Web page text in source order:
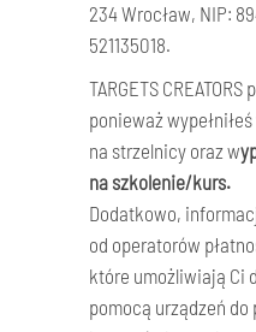
234 Wrocław, NIP:
521135018.
TARGETS
ponieważ
na strzelnicy oraz w
na szkolenie/kurs.
Dodatkowo,
od operatorów
które umożliwiają Ci
pomocą urządzeń do